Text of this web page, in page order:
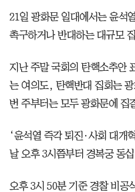
21일 광화문 일대에서는 윤석
촉구하거나 반대하는 대규모
지난 주말 국회의 탄핵소추안
는 여의도, 탄핵반대 집회는
번 주부터는 모두 광화문에 집
‘윤석열 즉각 퇴진·사회 대개
날 오후 3시쯤부터 경복궁 동
오후 3시 50분 기준 경찰 비공